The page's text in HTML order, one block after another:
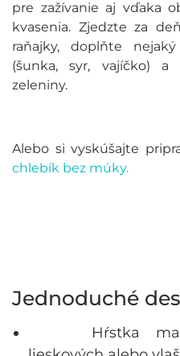
pre zažívanie aj vďaka
kvasenia. Zjedzte za
raňajky, doplňte
(šunka, syr, vajíčko)
zeleniny.
Alebo si vyskúšajte
chlebík bez múky.
Jednoduché
Hŕstka